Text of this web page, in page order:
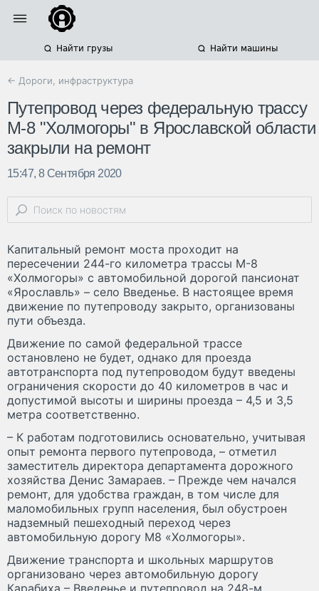
Найти грузы Найти машины
← Дороги, инфраструктура
Путепровод через федеральную трассу
М-8 "Холмогоры" в Ярославской области
закрыли на ремонт
15:47, 8 Сентября 2020
Капитальный ремонт моста проходит на
пересечении 244-го километра трассы М-8
«Холмогоры» с автомобильной дорогой пансионат
«Ярославль» – село Введенье. В настоящее время
движение по путепроводу закрыто, организованы
пути объезда.
Движение по самой федеральной трассе
остановлено не будет, однако для проезда
автотранспорта под путепроводом будут введены
ограничения скорости до 40 километров в час и
допустимой высоты и ширины проезда – 4,5 и 3,5
метра соответственно.
– К работам подготовились основательно, учитывая
опыт ремонта первого путепровода, – отметил
заместитель директора департамента дорожного
хозяйства Денис Замараев. – Прежде чем начался
ремонт, для удобства граждан, в том числе для
маломобильных групп населения, был обустроен
надземный пешеходный переход через
автомобильную дорогу М8 «Холмогоры».
Движение транспорта и школьных маршрутов
организовано через автомобильную дорогу